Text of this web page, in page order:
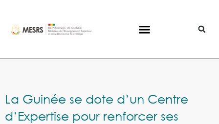
La Guinée se dote d’un Centre
d’Expertise pour renforcer ses